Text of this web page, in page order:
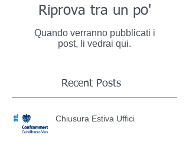
Riprova tra un po'
Quando verranno pubblicati i
post, li vedrai qui.
Recent Posts
Chiusura Estiva Uffici